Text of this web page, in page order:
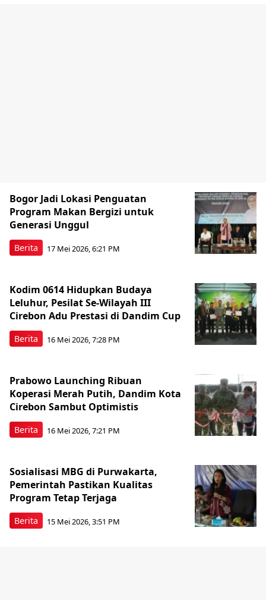
Berita
Bogor Jadi Lokasi Penguatan
Program Makan Bergizi untuk
Generasi Unggul
17 Mei 2026, 6:21 PM
Berita
Kodim 0614 Hidupkan Budaya
Leluhur, Pesilat Se-Wilayah III
Cirebon Adu Prestasi di Dandim Cup
16 Mei 2026, 7:28 PM
Berita
Prabowo Launching Ribuan
Koperasi Merah Putih, Dandim Kota
Cirebon Sambut Optimistis
16 Mei 2026, 7:21 PM
Berita
Sosialisasi MBG di Purwakarta,
Pemerintah Pastikan Kualitas
Program Tetap Terjaga
15 Mei 2026, 3:51 PM